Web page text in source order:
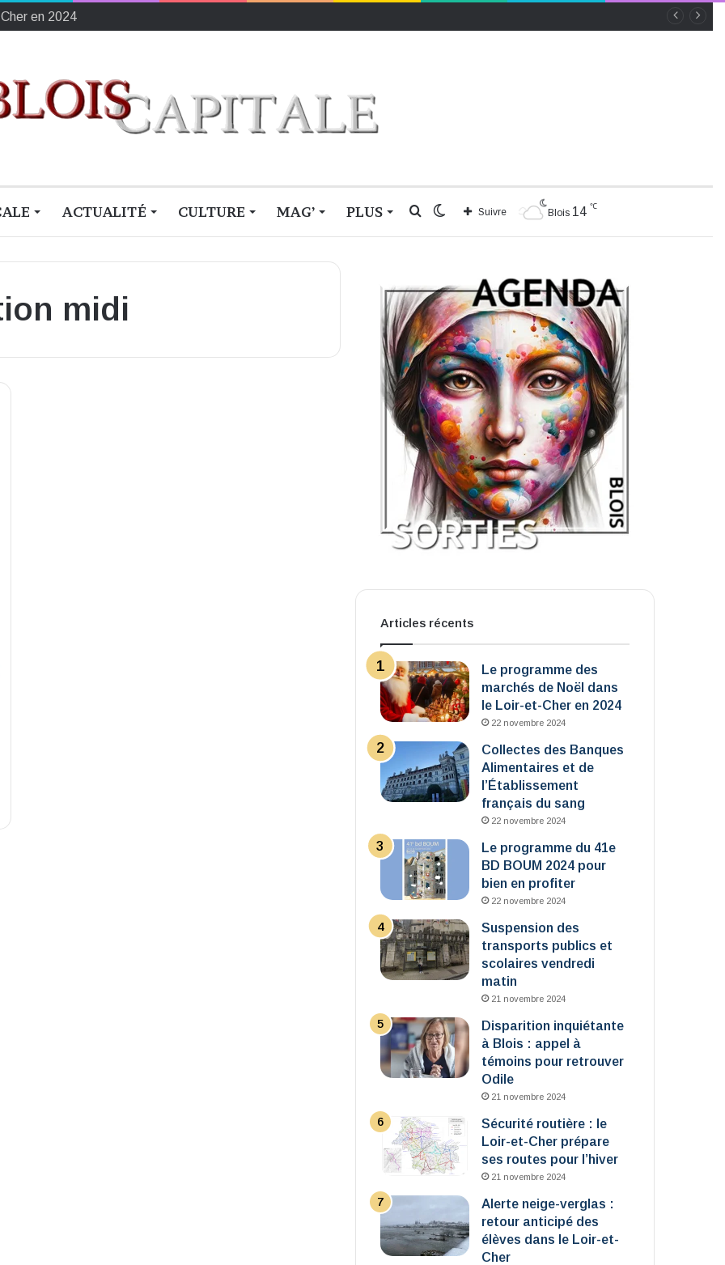
en 2024
ACTUALITÉ CULTURE MAG’ PLUS Blois 14 ℃
Suivre
Switch
Rechercher
midi
Articles récents
Le programme des
marchés de Noël dans
le Loir-et-Cher en 2024
22 novembre 2024
Collectes des Banques
Alimentaires et de
l’Établissement
français du sang
22 novembre 2024
Le programme du 41e
BD BOUM 2024 pour
bien en profiter
22 novembre 2024
Suspension des
transports publics et
scolaires vendredi
matin
21 novembre 2024
Disparition inquiétante
à Blois : appel à
témoins pour retrouver
Odile
21 novembre 2024
Sécurité routière : le
Loir-et-Cher prépare
ses routes pour l’hiver
21 novembre 2024
Alerte neige-verglas :
retour anticipé des
élèves dans le Loir-et-
Cher